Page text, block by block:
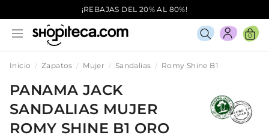
¡REBAJAS DEL 20% AL 80%!
0
Inicio Zapatos Mujer Sandalias Romy Shine B1
PANAMA JACK
SANDALIAS MUJER
ROMY SHINE B1 ORO